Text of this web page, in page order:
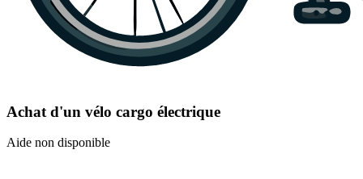
Achat d'un vélo cargo électrique
Aide non disponible